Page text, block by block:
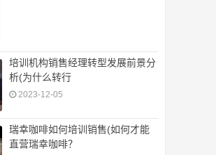
培训机构销售经理转型发展前景分
析(为什么转行
2023-12-05
瑞幸咖啡如何培训销售(如何才能
直营瑞幸咖啡？